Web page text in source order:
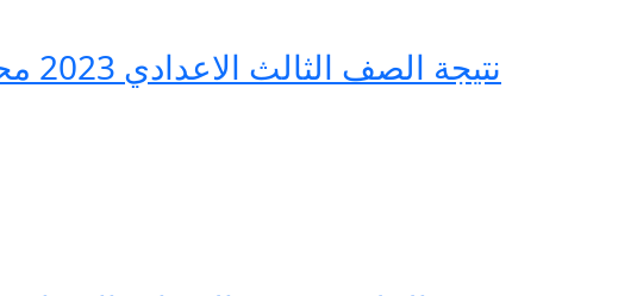
نتيجة الصف الثالث الاعدادي 2023 محافظة المنيا بالاسم ورقم الجلوس